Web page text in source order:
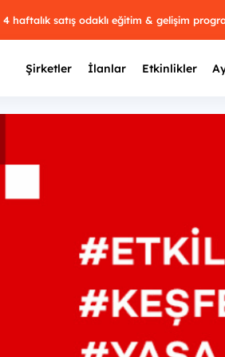
4 haftalık satış odaklı eğitim & gelişim
Şirketler İlanlar Etkinlikler